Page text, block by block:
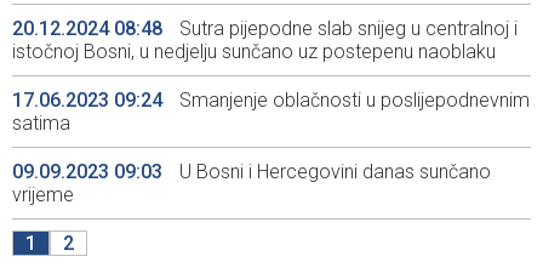
20.12.2024 08:48
Sutra pijepodne slab snijeg u centralnoj i
istočnoj Bosni, u nedjelju sunčano uz postepenu naoblaku
17.06.2023 09:24
Smanjenje oblačnosti u poslijepodnevnim
satima
09.09.2023 09:03
U Bosni i Hercegovini danas sunčano
vrijeme
1 2